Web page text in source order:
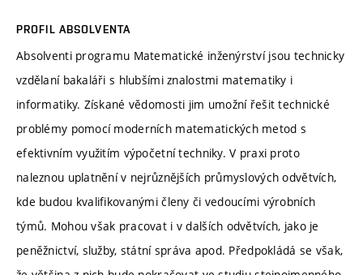
PROFIL ABSOLVENTA
Absolventi programu Matematické inženýrství jsou technicky
vzdělaní bakaláři s hlubšími znalostmi matematiky i
informatiky. Získané vědomosti jim umožní řešit technické
problémy pomocí moderních matematických metod s
efektivním využitím výpočetní techniky. V praxi proto
naleznou uplatnění v nejrůznějších průmyslových odvětvích,
kde budou kvalifikovanými členy či vedoucími výrobních
týmů. Mohou však pracovat i v dalších odvětvích, jako je
peněžnictví, služby, státní správa apod. Předpokládá se však,